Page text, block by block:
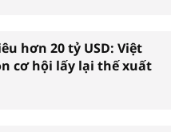
hơn 20 tỷ USD: Việt
cơ hội lấy lại thế xuất